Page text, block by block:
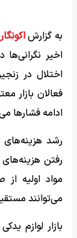
به گزارشاکونگار
اخیر
اختلال در
فعالان بازار
ادامه فشارها
رشد هزینه‌های
رفتن
مواد اولیه
می‌توانند
بازار لوازم